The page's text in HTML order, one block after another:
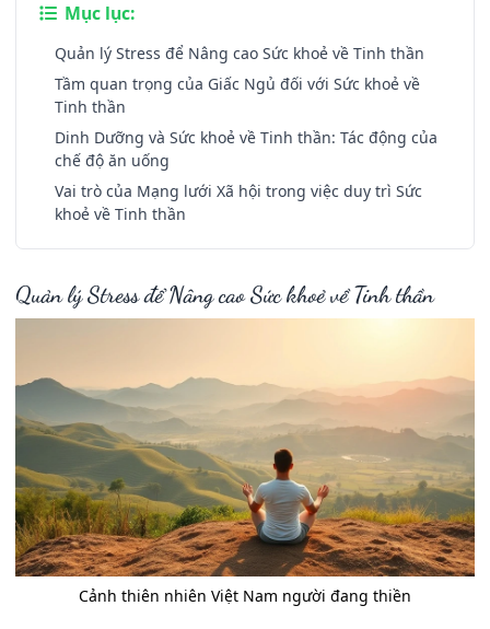
Mục lục:
Quản lý Stress để Nâng cao Sức khoẻ về Tinh thần
Tầm quan trọng của Giấc Ngủ đối với Sức khoẻ về
Tinh thần
Dinh Dưỡng và Sức khoẻ về Tinh thần: Tác động của
chế độ ăn uống
Vai trò của Mạng lưới Xã hội trong việc duy trì Sức
khoẻ về Tinh thần
Quản lý Stress để Nâng cao Sức khoẻ về Tinh thần
Cảnh thiên nhiên Việt Nam người đang thiền